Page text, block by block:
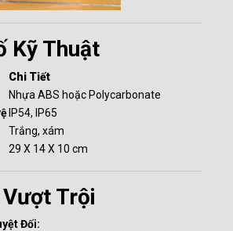
Kỹ Thuật
Chi Tiết
Nhựa ABS hoặc Polycarbonate
IP54, IP65
Trắng, xám
29 X 14 X 10 cm
Trội
Đối: